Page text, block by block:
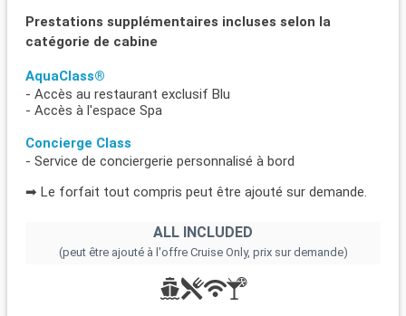
Prestations supplémentaires incluses selon la
catégorie de cabine
AquaClass®
- Accès au restaurant exclusif Blu
- Accès à l'espace Spa
Concierge Class
- Service de conciergerie personnalisé à bord
➡ Le forfait tout compris peut être ajouté sur demande.
ALL INCLUDED
(peut être ajouté à l'offre Cruise Only, prix sur demande)